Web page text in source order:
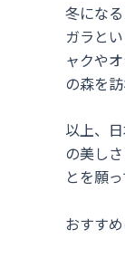
冬にな
ガラと
ャクや
の森を
以上、
の美し
とを願っ
おすす